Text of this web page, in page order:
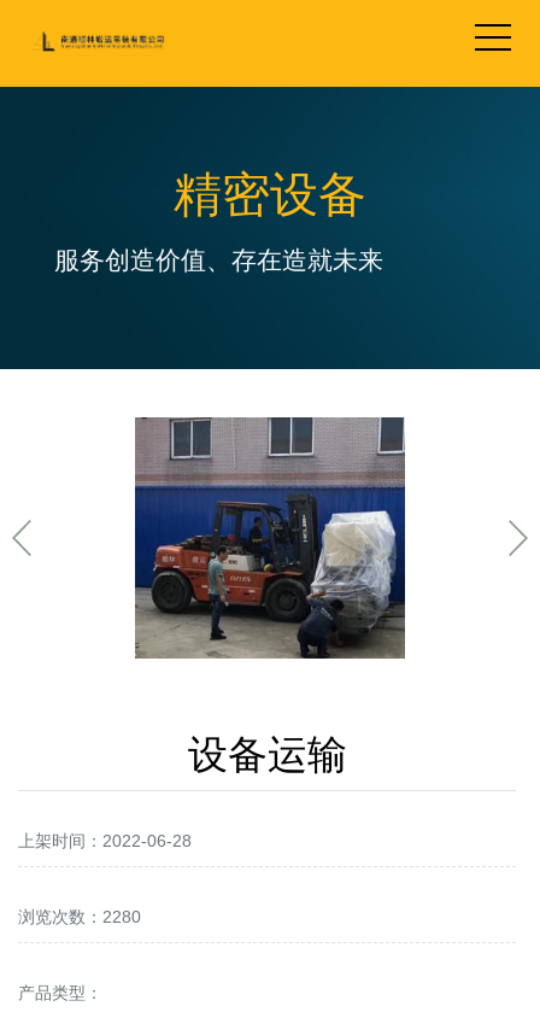
精密设备
服务创造价值、存在造就未来
设备运输
上架时间：2022-06-28
浏览次数：2280
产品类型：